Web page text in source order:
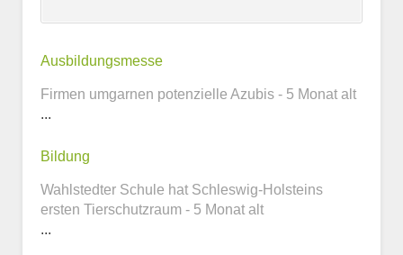
Kontaktmöglichkeiten
E-Mail-Adresse
Telefonnummer
Ausbildungsmesse
Firmen umgarnen potenzielle Azubis - 5 Monat alt
...
Bildung
Wahlstedter Schule hat Schleswig-Holsteins
ersten Tierschutzraum - 5 Monat alt
...